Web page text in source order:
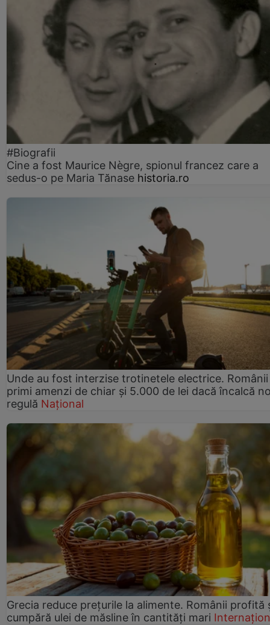
#Biografii
Cine a fost Maurice Nègre, spionul francez care a
sedus-o pe Maria Tănase historia.ro
Unde au fost interzise trotinetele electrice.
primi amenzi de chiar și 5.000 de lei dacă încalcă
regulă Național
Grecia reduce prețurile la alimente. Românii profită
cumpără ulei de măsline în cantități mari